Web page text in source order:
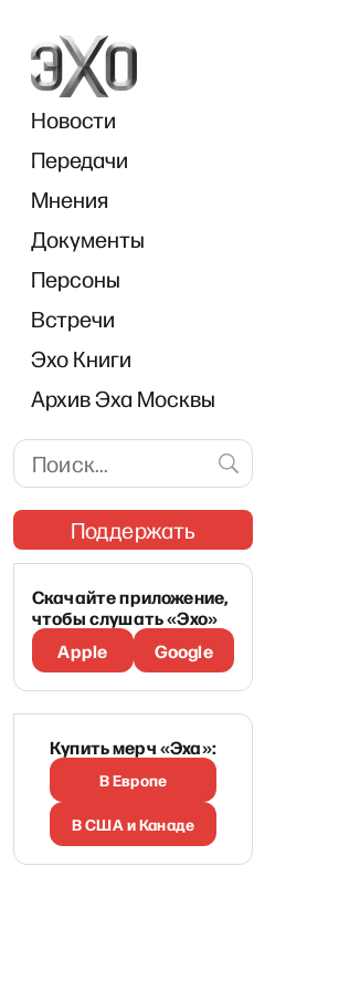
Новости
Передачи
Мнения
Документы
Персоны
Встречи
Эхо Книги
Архив Эха Москвы
Поддержать
Скачайте приложение,
чтобы слушать «Эхо»
Apple
Google
Купить мерч «Эха»:
В Европе
В США и Канаде